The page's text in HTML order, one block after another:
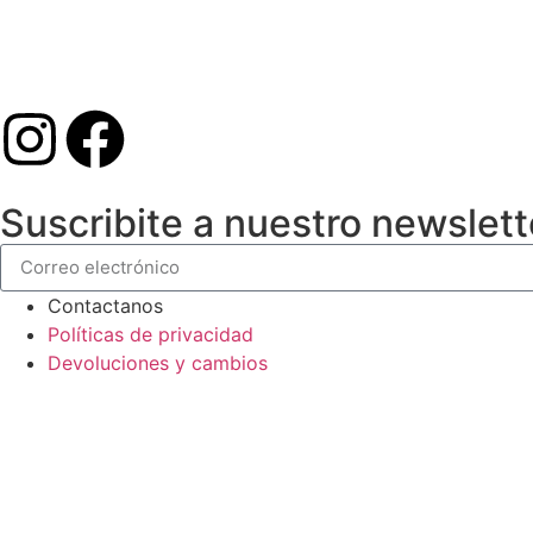
Suscribite a nuestro
Contactanos
Políticas de privacidad
Devoluciones y cambios